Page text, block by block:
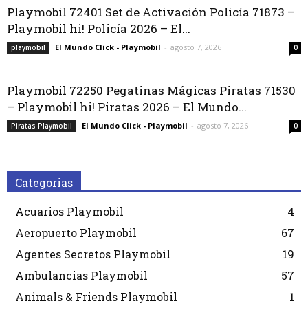
Playmobil 72401 Set de Activación Policía 71873 –
Playmobil hi! Policía 2026 – El...
playmobil El Mundo Click - Playmobil - agosto 7, 2026 0
Playmobil 72250 Pegatinas Mágicas Piratas 71530
– Playmobil hi! Piratas 2026 – El Mundo...
Piratas Playmobil El Mundo Click - Playmobil - agosto 7, 2026 0
Categorias
Acuarios Playmobil
4
Aeropuerto Playmobil
67
Agentes Secretos Playmobil
19
Ambulancias Playmobil
57
Animals & Friends Playmobil
1